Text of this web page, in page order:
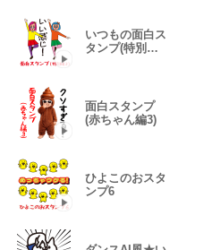
いつもの面白ス
タンプ(特別編
面白スタンプ
(赤ちゃん編3)
ひよこのおスタ
ンプ6